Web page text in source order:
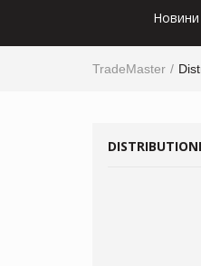
Новини
TradeMaster